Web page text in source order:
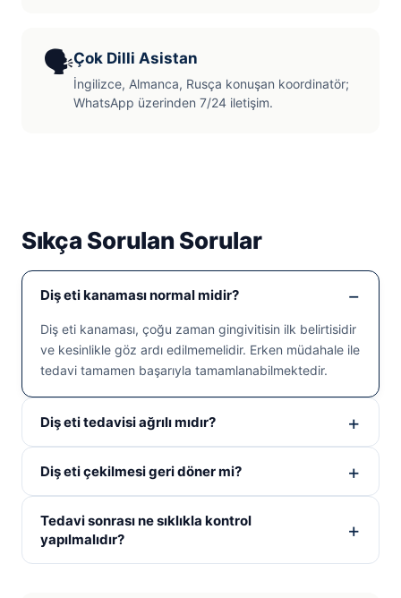
🗣️Çok Dilli Asistan
İngilizce, Almanca, Rusça konuşan koordinatör;
WhatsApp üzerinden 7/24 iletişim.
Sıkça Sorulan Sorular
Diş eti kanaması normal midir?
Diş eti kanaması, çoğu zaman gingivitisin ilk belirtisidir
ve kesinlikle göz ardı edilmemelidir. Erken müdahale ile
tedavi tamamen başarıyla tamamlanabilmektedir.
Diş eti tedavisi ağrılı mıdır?
Diş eti çekilmesi geri döner mi?
Tedavi sonrası ne sıklıkla kontrol
yapılmalıdır?